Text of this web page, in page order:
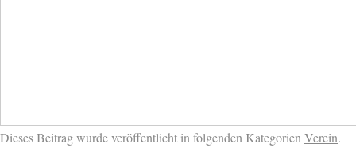
Dieses Beitrag wurde veröffentlicht in folgenden KategorienVerein.